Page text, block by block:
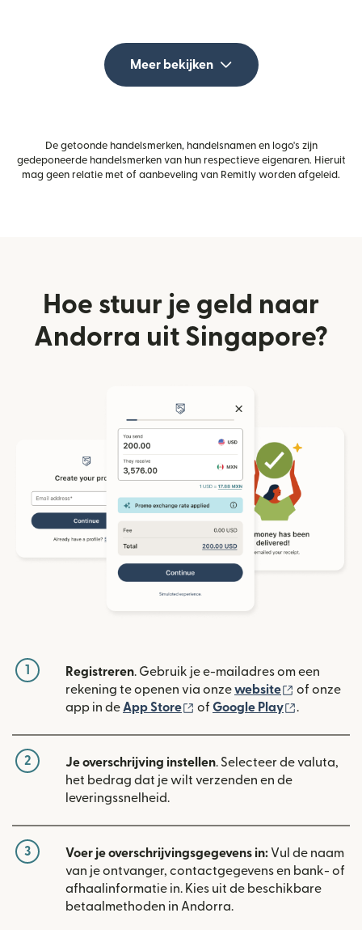
Meer bekijken
De getoonde handelsmerken, handelsnamen en logo's zijn
gedeponeerde handelsmerken van hun respectieve eigenaren. Hieruit
mag geen relatie met of aanbeveling van Remitly worden afgeleid.
Hoe stuur je geld naar
Andorra uit Singapore?
1 Registreren. Gebruik je e-mailadres om een
rekening te openen via onzewebsite (wordt
of onze
app in de App Store (wordt geopend in een
of Google Play .
2 Je overschrijving instellen. Selecteer de valuta,
het bedrag dat je wilt verzenden en de
leveringssnelheid.
3 Voer je overschrijvingsgegevens in: Vul de naam
van je ontvanger, contactgegevens en bank- of
afhaalinformatie in. Kies uit de beschikbare
betaalmethoden in Andorra.